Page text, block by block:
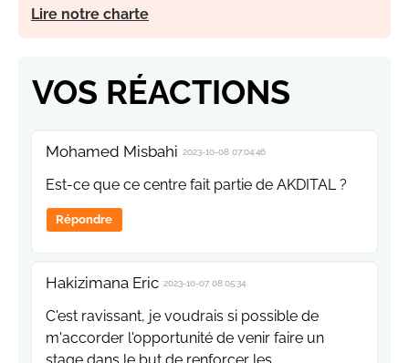
Lire notre charte
VOS RÉACTIONS
Mohamed Misbahi 2023-10-08 07:04:46
Est-ce que ce centre fait partie de AKDITAL ?
Répondre
Hakizimana Eric 2023-10-07 08:05:34
C'est ravissant, je voudrais si possible de
m'accorder l'opportunité de venir faire un